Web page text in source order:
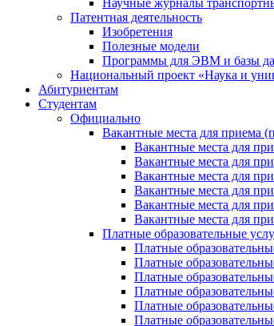
Научные журналы
Патентная деятельность
Изобретения
Полезные модели
Программы для ЭВМ и базы
Национальный проект «Наука и
Абитуриентам
Студентам
Официально
Вакантные места для приема
Вакантные места для
Вакантные места для
Вакантные места для
Вакантные места для
Вакантные места для
Вакантные места для
Платные образовательные
Платные
Платные
Платные
Платные
Платные
Платные